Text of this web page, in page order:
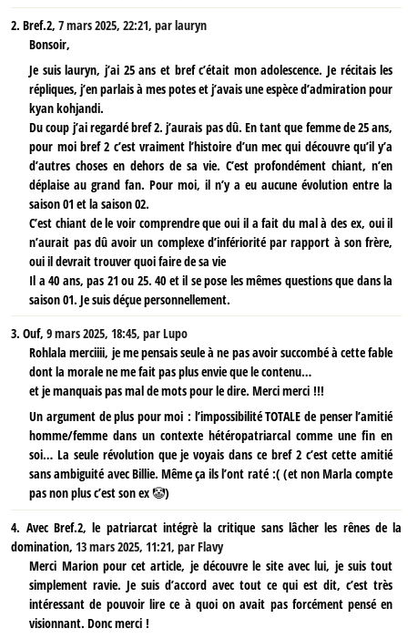
2. Bref.2,7 mars 2025, 22:21,parlauryn
Bonsoir,
Je suis lauryn, j’ai 25 ans et bref c’était mon adolescence. Je récitais les
répliques, j’en parlais à mes potes et j’avais une espèce d’admiration pour
kyan kohjandi.
Du coup j’ai regardé bref 2. j’aurais pas dû. En tant que femme de 25 ans,
pour moi bref 2 c’est vraiment l’histoire d’un mec qui découvre qu’il y’a
d’autres choses en dehors de sa vie. C’est profondément chiant, n’en
déplaise au grand fan. Pour moi, il n’y a eu aucune évolution entre la
saison 01 et la saison 02.
C’est chiant de le voir comprendre que oui il a fait du mal à des ex, oui il
n’aurait pas dû avoir un complexe d’infériorité par rapport à son frère,
oui il devrait trouver quoi faire de sa vie
Il a 40 ans, pas 21 ou 25. 40 et il se pose les mêmes questions que dans la
saison 01. Je suis déçue personnellement.
3. Ouf,9 mars 2025, 18:45,parLupo
Rohlala merciiii, je me pensais seule à ne pas avoir succombé à cette fable
dont la morale ne me fait pas plus envie que le contenu…
et je manquais pas mal de mots pour le dire. Merci merci !!!
Un argument de plus pour moi : l’impossibilité TOTALE de penser l’amitié
homme/femme dans un contexte hétéropatriarcal comme une fin en
soi… La seule révolution que je voyais dans ce bref 2 c’est cette amitié
sans ambiguité avec Billie. Même ça ils l’ont raté :( (et non Marla compte
pas non plus c’est son ex 🤡)
4. Avec Bref.2, le patriarcat intégrè la critique sans lâcher les rênes de la
domination,13 mars 2025, 11:21,parFlavy
Merci Marion pour cet article, je découvre le site avec lui, je suis tout
simplement ravie. Je suis d’accord avec tout ce qui est dit, c’est très
intéressant de pouvoir lire ce à quoi on avait pas forcément pensé en
visionnant. Donc merci !